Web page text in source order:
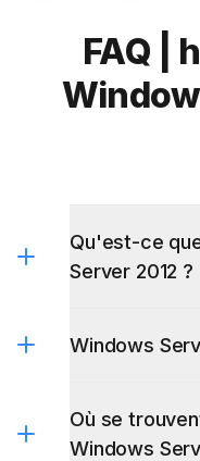
FAQ |
Qu'est-ce
Server 2012 ?
Windows
Où se
Windows